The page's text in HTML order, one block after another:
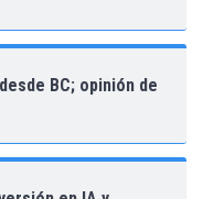
BC; opinión de